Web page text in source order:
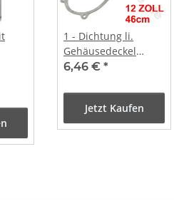
1 - Dichtung li.
Gehäusedeckel
(längere Version
Riemen)
6,46 € *
Jetzt Kaufen